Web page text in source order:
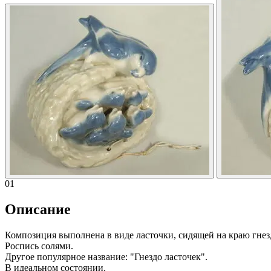
01
Описание
Композиция выполнена в виде ласточки, сидящей на краю
Роспись солями.
Другое популярное название: "Гнездо ласточек".
В идеальном состоянии.